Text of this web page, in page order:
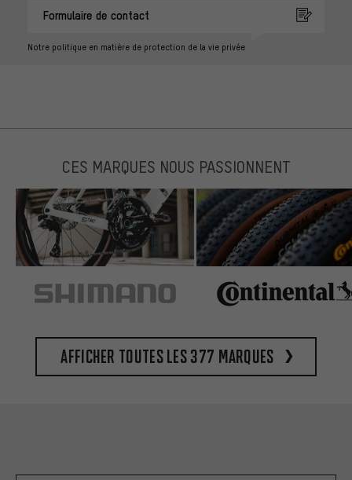
Formulaire de contact
Notre politique en matière de protection de la vie privée
CES MARQUES NOUS PASSIONNENT
Afficher toutes les 377 marques